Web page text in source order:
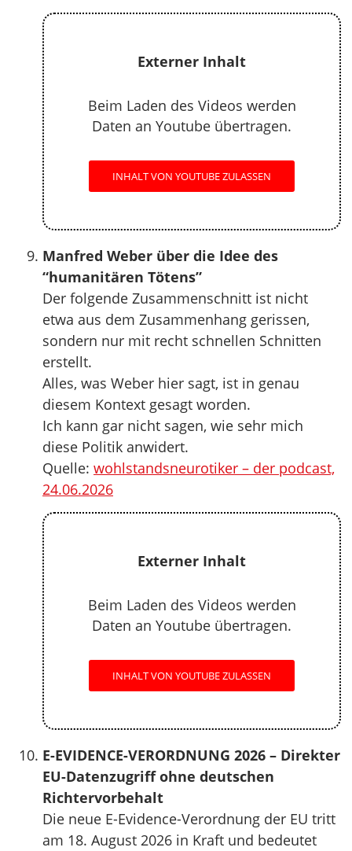
Externer Inhalt
Beim Laden des Videos werden
Daten an Youtube übertragen.
INHALT VON YOUTUBE ZULASSEN
Manfred Weber über die Idee des
“humanitären Tötens”
Der folgende Zusammenschnitt ist nicht
etwa aus dem Zusammenhang gerissen,
sondern nur mit recht schnellen Schnitten
erstellt.
Alles, was Weber hier sagt, ist in genau
diesem Kontext gesagt worden.
Ich kann gar nicht sagen, wie sehr mich
diese Politik anwidert.
Quelle: wohlstandsneurotiker – der podcast,
24.06.2026
Externer Inhalt
Beim Laden des Videos werden
Daten an Youtube übertragen.
INHALT VON YOUTUBE ZULASSEN
E-EVIDENCE-VERORDNUNG 2026 – Direkter
EU-Datenzugriff ohne deutschen
Richtervorbehalt
Die neue E-Evidence-Verordnung der EU tritt
am 18. August 2026 in Kraft und bedeutet